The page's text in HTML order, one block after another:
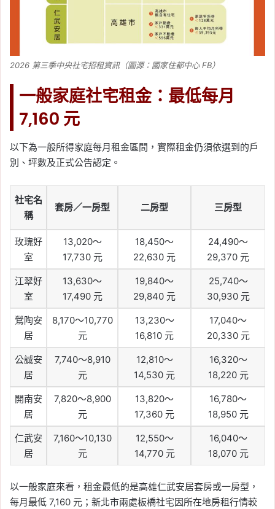
2026 第三季中央社宅招租資訊（圖源：國家住都中心 FB）
一般家庭社宅租金：最低每月
7,160 元
以下為一般所得家庭每月租金區間，實際租金仍須依選到的戶
別、坪數及正式公告認定。
社宅名
稱
套房／一房型 二房型 三房型
玫瑰好
室
13,020～
17,730 元
18,450～
22,630 元
24,490～
29,370 元
江翠好
室
13,630～
17,490 元
19,840～
29,840 元
25,740～
30,930 元
鶯陶安
居
8,170～10,770
元
13,230～
16,810 元
17,040～
20,330 元
公誠安
居
7,740～8,910
元
12,810～
14,530 元
16,320～
18,220 元
開南安
居
7,820～8,900
元
13,820～
17,360 元
16,780～
18,950 元
仁武安
居
7,160～10,130
元
12,550～
14,770 元
16,040～
18,070 元
以一般家庭來看，租金最低的是高雄仁武安居套房或一房型，
每月最低 7,160 元；新北市兩處板橋社宅因所在地房租行情較